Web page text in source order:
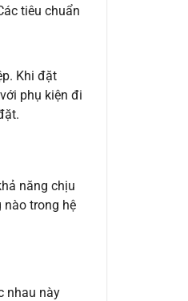
tiêu chuẩn
Khi đặt
phụ kiện đi
năng chịu
nào trong hệ
nhau này